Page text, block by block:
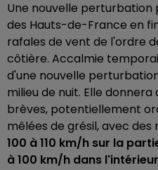
Une nouvelle perturbation
des Hauts-de-France en
rafales de vent de l'ordre
côtière. Accalmie
d'une nouvelle
milieu de nuit. Elle
brèves, potentiellement
mêlées de grésil, avec
100 à 110 km/h sur la
à 100 km/h dans